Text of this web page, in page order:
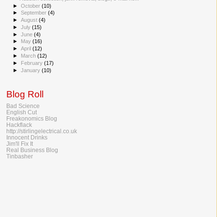
►October(10)
►September(4)
►August(4)
►July(15)
►June(4)
►
May(16)
►April(12)
► March(12)
► February(17)
►January(10)
Blog Roll
Bad Science
English Cut
Freakonomics Blog
Hackflack
http://stirlingelectrical.co.uk
Innocent Drinks
Jim'll Fix It
Real Business Blog
Tinbasher